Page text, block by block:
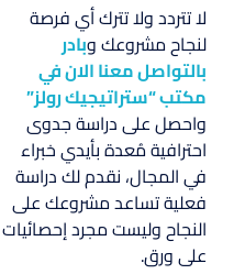
لا تتردد ولا تترك أي فرصة
لنجاح مشروعك وبادر
بالتواصل معنا الان في
مكتب “ستراتيجيك رولز”
واحصل على دراسة جدوى
احترافية مُعدة بأيدي خبراء
في المجال، نقدم لك دراسة
فعلية تساعد مشروعك على
النجاح وليست مجرد إحصائيات
على ورق.